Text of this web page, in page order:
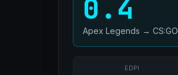
0.4
Apex Legends → CS:GO
EDPI